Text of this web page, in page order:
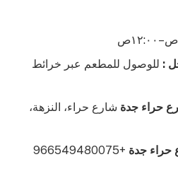
: للوصول للمطعم عبر خرائط
حراء جدة شارع حراء، النزهة،
حراء جدة +966549480075